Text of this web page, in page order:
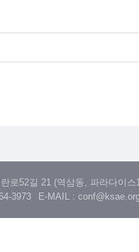
로52길 21 (역삼동, 파라다이스
3973 E-MAIL :